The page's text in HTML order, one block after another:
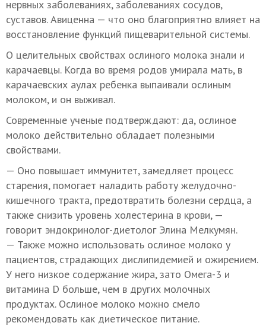
нервных заболеваниях, заболеваниях сосудов,
суставов. Авиценна — что оно благоприятно влияет на
восстановление функций пищеварительной системы.
О целительных свойствах ослиного молока знали и
карачаевцы. Когда во время родов умирала мать, в
карачаевских аулах ребенка выпаивали ослиным
молоком, и он выживал.
Современные ученые подтверждают: да, ослиное
молоко действительно обладает полезными
свойствами.
— Оно повышает иммунитет, замедляет процесс
старения, помогает наладить работу желудочно-
кишечного тракта, предотвратить болезни сердца, а
также снизить уровень холестерина в крови, —
говорит эндокринолог-диетолог Элина Мелкумян.
— Также можно использовать ослиное молоко у
пациентов, страдающих дислипидемией и ожирением.
У него низкое содержание жира, зато Омега-3 и
витамина D больше, чем в других молочных
продуктах. Ослиное молоко можно смело
рекомендовать как диетическое питание.